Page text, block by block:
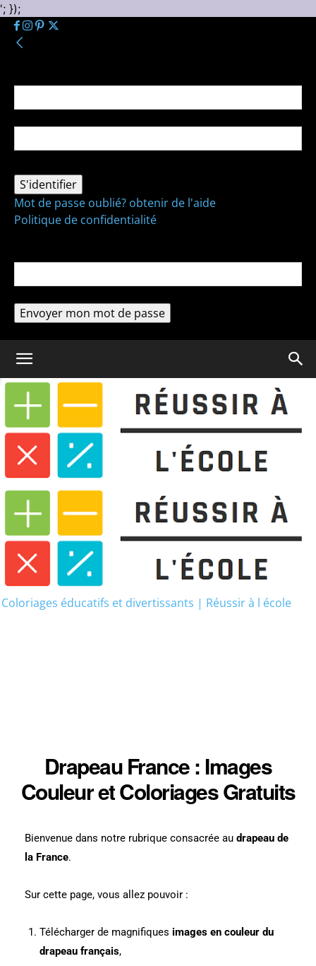
'; });
Mot de passe oublié? obtenir de l'aide
Politique de confidentialité
Coloriages éducatifs et divertissants | Réussir à l école
Coloriage Drapeau France : Images
Couleur et Coloriages Gratuits
Drapeau France : Images
Couleur et Coloriages Gratuits
Bienvenue dans notre rubrique consacrée au drapeau de
la France.
Sur cette page, vous allez pouvoir :
Télécharger de magnifiques images en couleur du
drapeau français,